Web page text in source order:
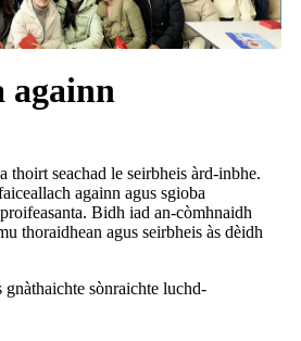
againn
thoirt seachad le seirbheis àrd-inbhe.
againn agus sgioba
Bidh iad an-còmhnaidh
thoraidhean agus seirbheis às dèidh
sònraichte luchd-